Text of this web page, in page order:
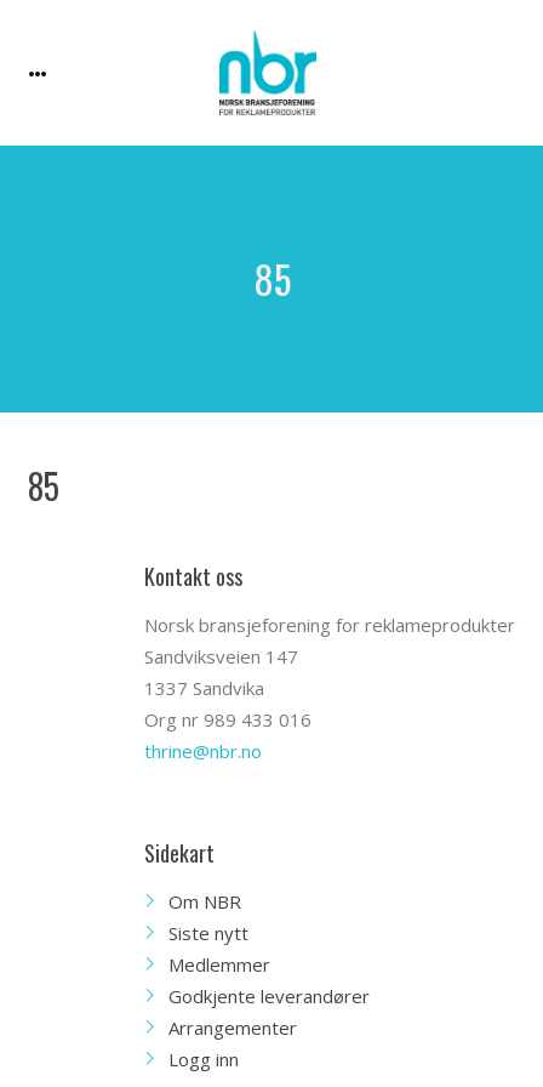
85
85
Kontakt oss
Norsk bransjeforening for reklameprodukter
Sandviksveien 147
1337 Sandvika
Org nr 989 433 016
thrine@nbr.no
Sidekart
Om NBR
Siste nytt
Medlemmer
Godkjente leverandører
Arrangementer
Logg inn